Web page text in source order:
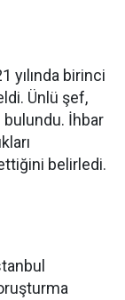
yılında birinci
Ünlü şef,
İhbar
belirledi.